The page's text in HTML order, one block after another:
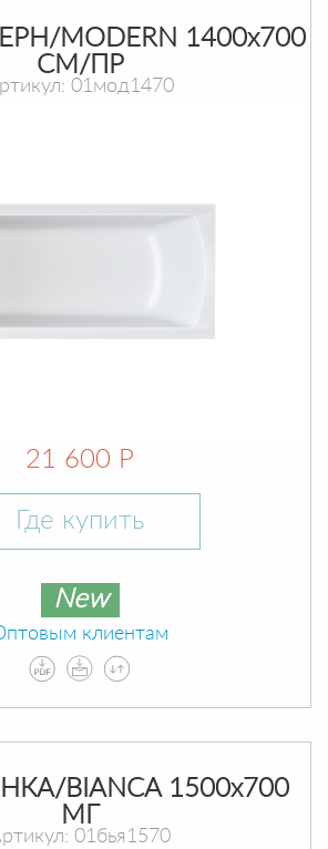
MODERN 1400х700
СМ/ПР
01мод1470
21 600 Р
Где купить
New
клиентам
BIANCA 1500х700
МГ
01бья1570